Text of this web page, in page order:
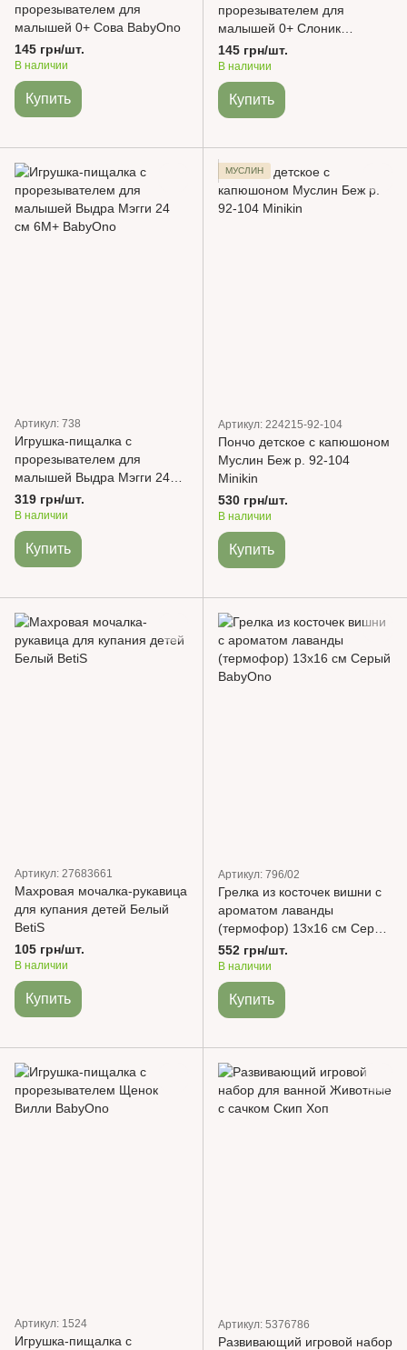
прорезывателем для
малышей 0+ Сова BabyOno
145 грн/шт.
В наличии
Купить
прорезывателем для
малышей 0+ Слоник
BabyOno
145 грн/шт.
В наличии
Купить
Артикул: 738
Игрушка-пищалка с
прорезывателем для
малышей Выдра Мэгги 24
см 6М+ BabyOno
319 грн/шт.
В наличии
Купить
МУСЛИН
Артикул: 224215-92-104
Пончо детское с капюшоном
Муслин Беж р. 92-104
Minikin
530 грн/шт.
В наличии
Купить
Артикул: 27683661
Махровая мочалка-рукавица
для купания детей Белый
BetiS
105 грн/шт.
В наличии
Купить
Артикул: 796/02
Грелка из косточек вишни с
ароматом лаванды
(термофор) 13х16 см Серый
BabyOno
552 грн/шт.
В наличии
Купить
Артикул: 1524
Игрушка-пищалка с
Артикул: 5376786
Развивающий игровой набор